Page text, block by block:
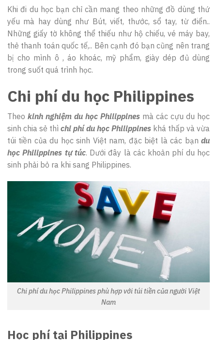
Khi đi du học bạn chỉ cần mang theo những đồ dùng thứ
yếu mà hay dùng như Bút, viết, thước, sổ tay, từ điển..
Những giấy tờ không thể thiếu như hộ chiếu, vé máy bay,
thẻ thanh toán quốc tế,.. Bên cạnh đó bạn cũng nên trang
bị cho mình ô , áo khoác, mỹ phẩm, giày dép đủ dùng
trong suốt quá trình học.
Chi phí du học Philippines
Theo kinh nghiệm du học Philippines mà các cựu du học
sinh chia sẻ thì chi phí du học Philippines khá thấp và vừa
túi tiền của du học sinh Việt nam, đặc biệt là các bạn du
học Philippines tự túc. Dưới đây là các khoản phí du học
sinh phải bỏ ra khi sang Philippines.
Chi phí du học Philippines phù hợp với túi tiền của người Việt
Nam
Học phí tại Philippines